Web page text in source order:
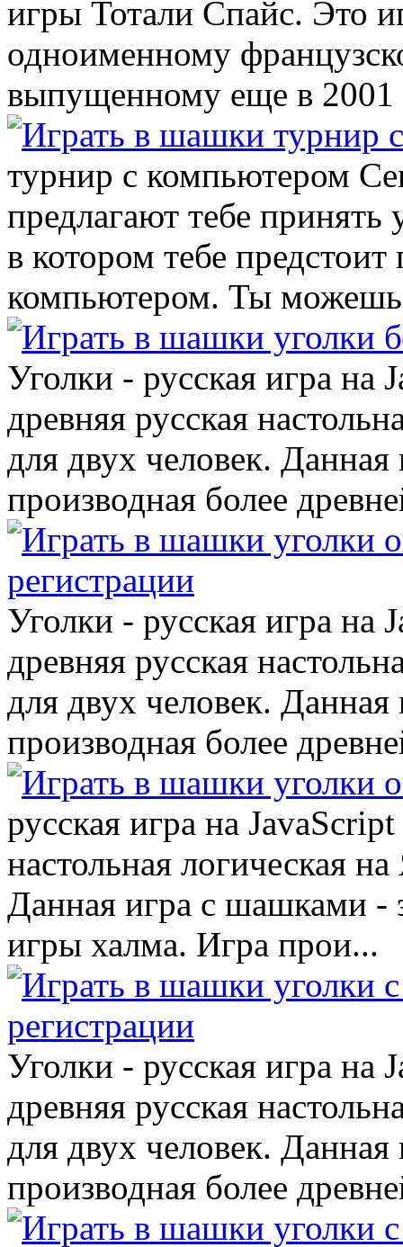
игры Тотали Спайс. Это
одноименному
выпущенному еще в 2001
турнир с компьютером
предлагают тебе
в котором тебе предстоит
компьютером. Ты можешь
Уголки - русская игра на
древняя русская
для двух человек.
производная более
Уголки - русская игра на
древняя русская
для двух человек.
производная более
русская игра на
настольная логическая
Данная игра с шашками -
игры халма. Игра прои...
Уголки - русская игра на
древняя русская
для двух человек.
производная более